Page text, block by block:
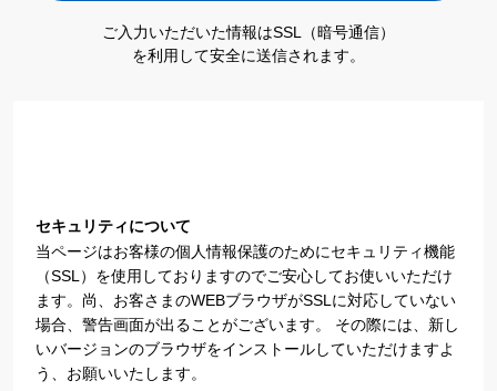
ご入力いただいた情報はSSL（暗号通信）
を利用して安全に送信されます。
セキュリティについて
当ページはお客様の個人情報保護のためにセキュリティ機能
（SSL）を使用しておりますのでご安心してお使いいただけ
ます。尚、お客さまのWEBブラウザがSSLに対応していない
場合、警告画面が出ることがございます。 その際には、新し
いバージョンのブラウザをインストールしていただけますよ
う、お願いいたします。